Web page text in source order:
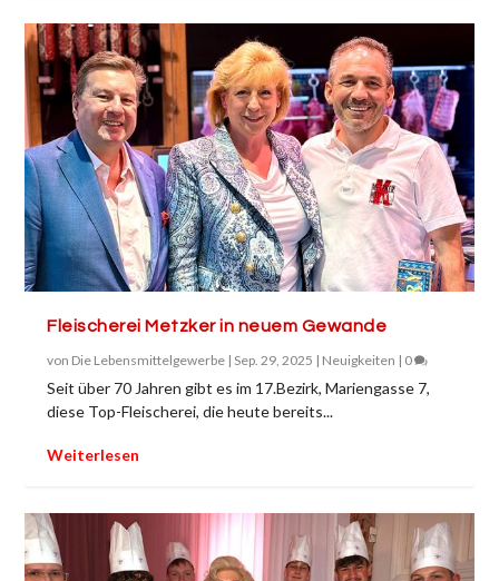
Fleischerei Metzker in neuem Gewande
von Die Lebensmittelgewerbe | Sep. 29, 2025 | Neuigkeiten | 0
Seit über 70 Jahren gibt es im 17.Bezirk, Mariengasse 7,
diese Top-Fleischerei, die heute bereits...
Weiterlesen